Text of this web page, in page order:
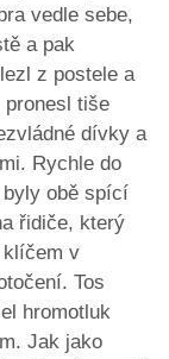
vedle sebe,
a pak
z postele a
tiše
dívky a
Rychle do
obě spící
řidiče, který
klíčem v
Tos
hromotluk
Jak jako